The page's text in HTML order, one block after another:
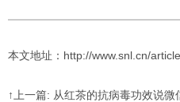
本文地址：http://www.snl.cn/
↑上一篇: 从红茶的抗病毒功效说